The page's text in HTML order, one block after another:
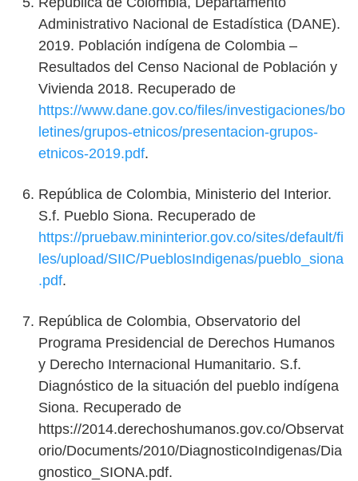
Administrativo Nacional de Estadística (DANE).
2019. Población indígena de Colombia –
Resultados del Censo Nacional de Población y
Vivienda 2018. Recuperado de
https://www.dane.gov.co/files/investigaciones/bo
letines/grupos-etnicos/presentacion-grupos-
etnicos-2019.pdf.
República de Colombia, Ministerio del Interior.
S.f. Pueblo Siona. Recuperado de
https://pruebaw.mininterior.gov.co/sites/default/fi
les/upload/SIIC/PueblosIndigenas/pueblo_siona
.pdf.
República de Colombia, Observatorio del
Programa Presidencial de Derechos Humanos
y Derecho Internacional Humanitario. S.f.
Diagnóstico de la situación del pueblo indígena
Siona. Recuperado de
https://2014.derechoshumanos.gov.co/Observat
orio/Documents/2010/DiagnosticoIndigenas/Dia
gnostico_SIONA.pdf.